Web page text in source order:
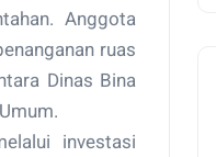
Anggota
ruas
Dinas Bina
investasi